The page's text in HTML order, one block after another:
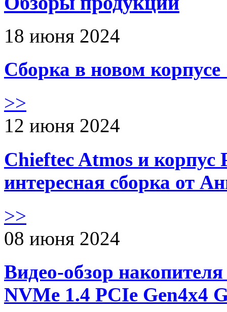
18 июня 2024
Сборка в новом
>>
12 июня 2024
Chieftec Atmos и корпус
интересная сборка от
>>
08 июня 2024
Видео-обзор
NVMe 1.4 PCIe Gen4х4